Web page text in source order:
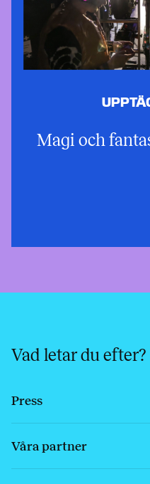
Magi och
Vad letar du efter?
Press
Våra partner